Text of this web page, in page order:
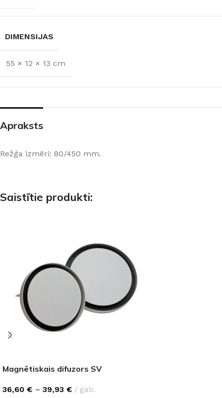
DIMENSIJAS
55 × 12 × 13 cm
Apraksts
Režģa izmēri: 80/450 mm.
Saistītie produkti:
Magnētiskais difuzors SV
36,60 € – 39,93 € gab.